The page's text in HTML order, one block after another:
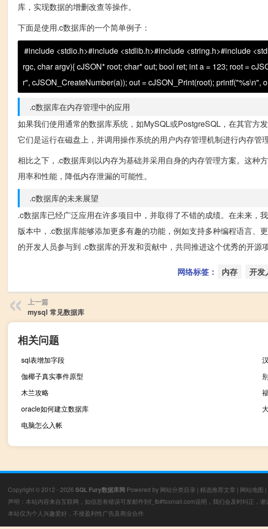
库，实现数据的增删改查等操作。
下面是使用.c数据库的一个简单例子：
#include <stdio.h>#include <stdlib.h>#include <string.h>#include
rgc, char argv){ cJSON* root; char* out; bool ret; int a = 123; root =
r", cJSON_CreateNumber(a)); out = cJSON_Print(root); printf("%s\n",
.c数据库在内存管理中的应用
如果我们使用通常的数据库系统，如MySQL或PostgreSQL，在其官方
它们是运行在磁盘上，并调用操作系统的用户内存管理机制进行内存管理
相比之下，.c数据库则以内存为基础并采用自身的内存管理方案。这种
用率和性能，降低内存泄漏的可能性。
.c数据库的未来展望
.c数据库已经广泛应用在许多项目中，并取得了不错的成绩。在未来，
版本中，.c数据库能够添加更多有趣的功能，例如支持多种编程语言、
的开发人员参与到 .c数据库的开发和贡献中，共同推进这个优秀的开源
网络标签： 内存 开发
上一篇
mysql 常见数据库
相关问题
sql表增加字段
伽椰子真实事件原型
木兰攻略
oracle如何建立数据库
电脑怎么入帐
Copyright © 2012 - 2026 SQL Fury数据库网 Powered by 网站分类目录 | 精选推荐文章 | 网站地图 |
声明：本站内容来自互联网，如信息有错误可发邮件到f_fb#foxmail.com说明，我们会及时纠正，谢
本站仅为个人兴趣爱好，不接盈利性广告及商业合作